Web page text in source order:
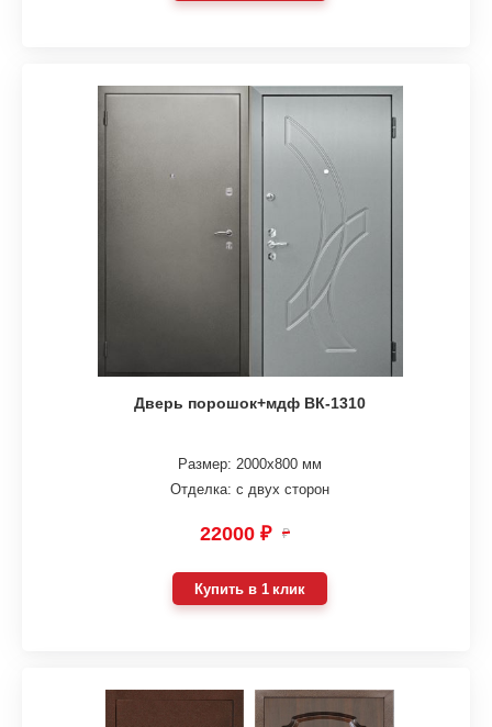
Дверь порошок+мдф ВК-1310
Размер: 2000х800 мм
Отделка: с двух сторон
22000 ₽ ₽
Купить в 1 клик